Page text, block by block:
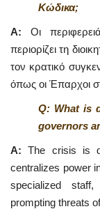
Κώδικα;
A: Οι
περιορίζει τη
τον κρατικό
όπως οι Έπαρχοι
Q: What is
governors
A: The crisis is
centralizes power
specialized
prompting threats